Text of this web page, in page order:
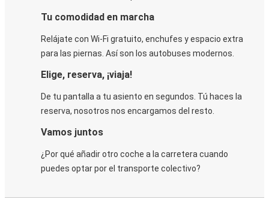
Tu comodidad en marcha
Relájate con Wi-Fi gratuito, enchufes y espacio extra
para las piernas. Así son los autobuses modernos.
Elige, reserva, ¡viaja!
De tu pantalla a tu asiento en segundos. Tú haces la
reserva, nosotros nos encargamos del resto.
Vamos juntos
¿Por qué añadir otro coche a la carretera cuando
puedes optar por el transporte colectivo?